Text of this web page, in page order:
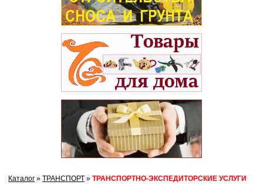
Каталог » ТРАНСПОРТ » ТРАНСПОРТНО-ЭКСПЕДИТОРСКИЕ УСЛУГИ